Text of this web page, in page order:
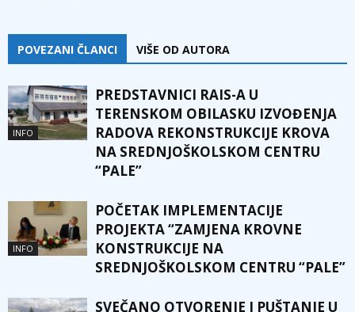
POVEZANI ČLANCI VIŠE OD AUTORA
INFO
PREDSTAVNICI RAIS-A U
TERENSKOM OBILASKU IZVOĐENJA
RADOVA REKONSTRUKCIJE KROVA
NA SREDNJOŠKOLSKOM CENTRU
“PALE”
INFO
POČETAK IMPLEMENTACIJE
PROJEKTA “ZAMJENA KROVNE
KONSTRUKCIJE NA
SREDNJOŠKOLSKOM CENTRU “PALE”
SVEČANO OTVORENJE I PUŠTANJE U